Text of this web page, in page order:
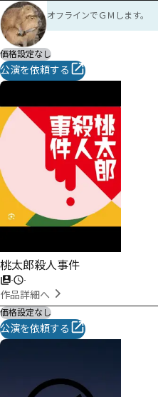
オフラインでＧＭします。
価格設定なし
公演を依頼する
桃太郎殺人事件
- -
作品詳細へ
価格設定なし
公演を依頼する